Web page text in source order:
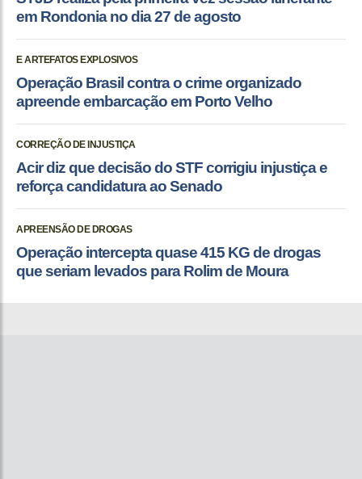
em Rondonia no dia 27 de agosto
E ARTEFATOS EXPLOSIVOS
Operação Brasil contra o crime organizado
apreende embarcação em Porto Velho
CORREÇÃO DE INJUSTIÇA
Acir diz que decisão do STF corrigiu injustiça e
reforça candidatura ao Senado
APREENSÃO DE DROGAS
Operação intercepta quase 415 KG de drogas
que seriam levados para Rolim de Moura